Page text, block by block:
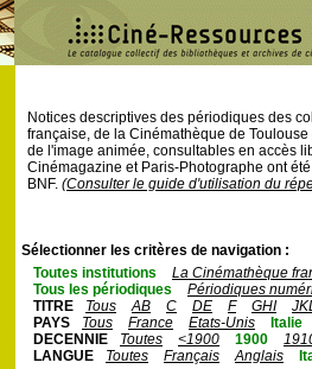
Notices descriptives des périodiques des
française, de la Cinémathèque de
de l'image animée, consultables en accès
Cinémagazine et Paris-Photographe ont
BNF. (Consulter le guide d'utilisation du
Sélectionner les critères de navigation :
Toutes institutions
La Cinémathèque
Tous les périodiques
Périodiques
TITRE
Tous AB C DE F GHI
PAYS
Tous France Etats-Unis Italie
DECENNIE
Toutes <1900 1900
LANGUE
Toutes Français Anglais